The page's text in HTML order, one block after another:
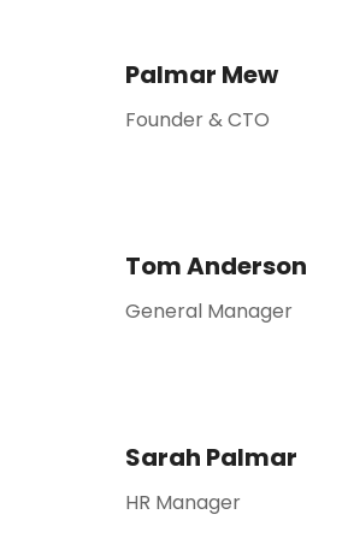
Palmar Mew
Founder & CTO
Tom Anderson
General Manager
Sarah Palmar
HR Manager